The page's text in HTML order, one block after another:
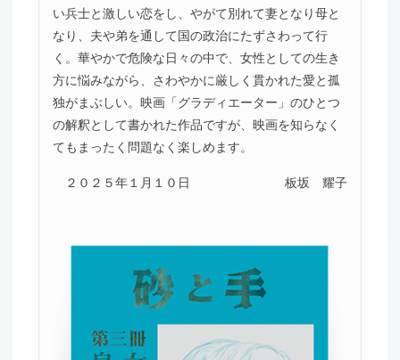
い兵士と激しい恋をし、やがて別れて妻となり母と
なり、夫や弟を通して国の政治にたずさわって行
く。華やかで危険な日々の中で、女性としての生き
方に悩みながら、さわやかに厳しく貫かれた愛と孤
独がまぶしい。映画「グラディエーター」のひとつ
の解釈として書かれた作品ですが、映画を知らなく
てもまったく問題なく楽しめます。
２０２５年１月１０日 板坂 耀子